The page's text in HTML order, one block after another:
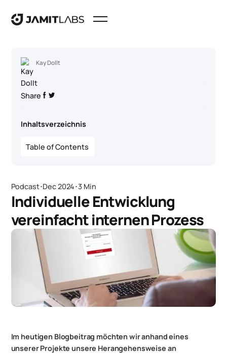
Podcast･Dec 2024･3 Min
Individuelle Entwicklung
vereinfacht internen Prozess
Im heutigen Blogbeitrag möchten wir anhand eines
unserer Projekte unsere Herangehensweise an
Kay Dollt
Share
Inhaltsverzeichnis
Table of Contents